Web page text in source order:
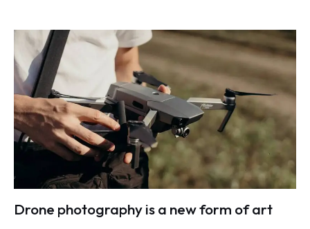
Drone photography is a new form of art